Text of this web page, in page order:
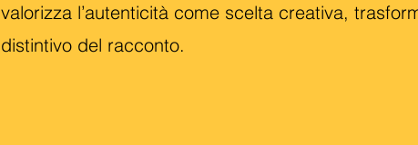
valorizza l’autenticità come scelta creativa,
distintivo del racconto.